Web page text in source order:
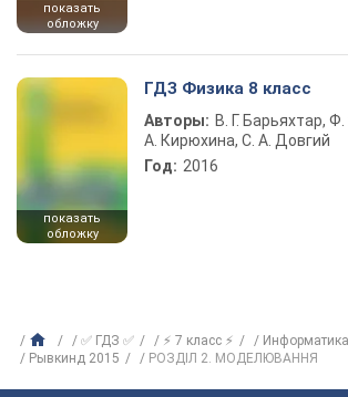
показать
обложку
показать
обложку
ГДЗ Физика 8 класс
Авторы: В. Г. Барьяхтар,
А. Кирюхина, С. А. Довгий
Год: 2016
✅ ГДЗ ✅ ⚡ 7 класс ⚡
Рывкинд 2015
РОЗДІЛ 2. МОДЕЛЮВАННЯ